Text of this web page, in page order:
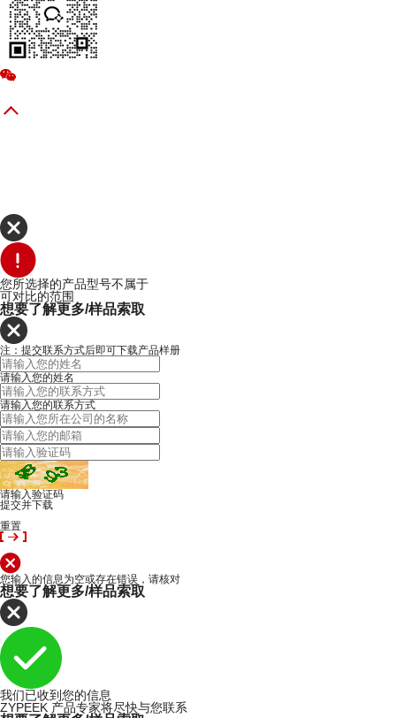
您所选择的产品型号不属于
可对比的范围
想要了解更多/样品索取
注：提交联系方式后即可下载产品样册
请输入您的姓名
请输入您的联系方式
请输入验证码
提交并下载
重置
您输入的信息为空或存在错误，请核对
想要了解更多/样品索取
我们已收到您的信息
ZYPEEK 产品专家将尽快与您联系